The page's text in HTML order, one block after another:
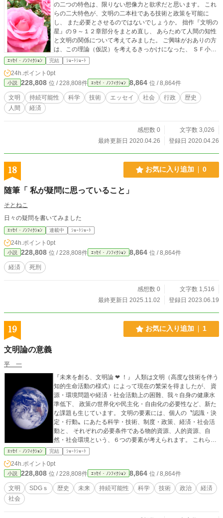
の二つの特色は、限りない想像力と欲求だと思います。 これ
らの二大特色が、文明の二本柱である技術と政策を可能に
し、 また必要とさせるのではないでしょうか。 拙作『文明の
星』の９～１２章部分をまとめ直し、 あらためて人間の知性
と文明の関係について考えてみました。 ご興味がおありの方
は、この理論（仮説）を考えるきっかけになった、 ＳＦ小説
『Ｌｕｃｉｆｅｒ（ルシファー）』シリーズも含めて、 ご覧
いただけましたら幸いです。
ｴｯｾｲ・ﾉﾝﾌｨｸｼｮﾝ 完結 ｼｮｰﾄｼｮｰﾄ
24h.ポイント 0pt
小説 228,808 位 / 228,808件 ｴｯｾｲ・ﾉﾝﾌｨｸｼｮﾝ 8,864 位 / 8,864件
文明 持続可能性 科学 技術 エッセイ 社会 行政
歴史
人間
経済
感想数 0
文字数 3,026
最終更新日 2020.04.26
登録日 2020.04.26
18 お気に入り追加 0
随筆「 私が疑問に思っていること」
そとねこ
日々の疑問を書いてみました
ｴｯｾｲ・ﾉﾝﾌｨｸｼｮﾝ 連載中 ｼｮｰﾄｼｮｰﾄ
24h.ポイント 0pt
小説 228,808 位 / 228,808件 ｴｯｾｲ・ﾉﾝﾌｨｸｼｮﾝ 8,864 位 / 8,864件
経済 死刑
感想数 0
文字数 1,516
最終更新日 2025.11.02
登録日 2023.06.19
19 お気に入り追加 1
文明論の意義
平 一
『未来を創る、文明論 ❤ ！』 人類は文明（高度な技術を伴う
知的生命活動の様式）によって現在の繁栄を得ましたが、 資
源・環境問題や経済・社会活動上の困難、我々自身の健康水
準低下、 政策の世界化や民主化・自由化の必要性など、新た
な課題も生じています。 文明の要素には、個人の〝認識・決
定・行動〟にあたる科学・技術、制度・政策、経済・社会活
動と、 それぞれの必要条件である物的資源、人的資源、自
然・社会環境という、６つの要素が考えられます。 これらの
６要素から文明活動を総合的に考えれば、人類文明の持続的
な発展を図れると思います。
ｴｯｾｲ・ﾉﾝﾌｨｸｼｮﾝ 完結 ｼｮｰﾄｼｮｰﾄ
24h.ポイント 0pt
小説 228,808 位 / 228,808件 ｴｯｾｲ・ﾉﾝﾌｨｸｼｮﾝ 8,864 位 / 8,864件
文明 SDGｓ 歴史 未来 持続可能性 科学 技術 政治
経済
社会